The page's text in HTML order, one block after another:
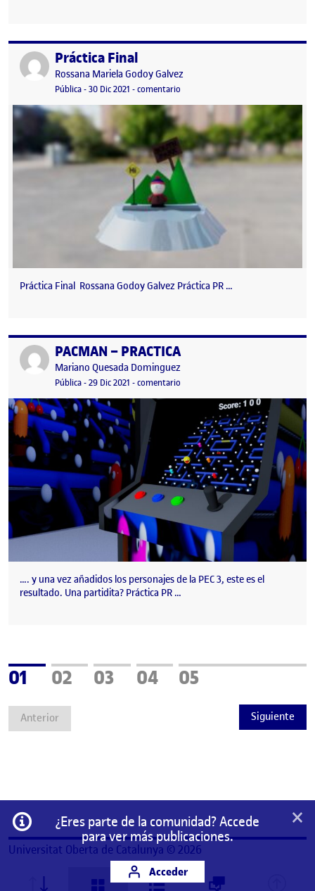
Publicado porPráctica Final
Publicado por
Rossana Mariela Godoy Galvez
Visibilidad:
Pública-Fecha de publicación
30 Dic 2021 -comentario
Práctica Final Rossana Godoy Galvez Práctica PR …
Publicado porPACMAN – PRACTICA
Publicado por
Mariano Quesada Dominguez
Visibilidad:
Pública-Fecha de publicación
29 Dic 2021 29 diciembre, 2021 10:06 pm
-comentario
…. y una vez añadidos los personajes de la PEC 3, este es el
resultado. Una partidita? Práctica PR …
Anterior
Página
01 Página
02 Página
03 Página
04 Página
05
Siguiente
Información
¿Eres parte de la comunidad? Accede
para ver más publicaciones.
Acceder
×
Universitat Oberta de Catalunya © 2026